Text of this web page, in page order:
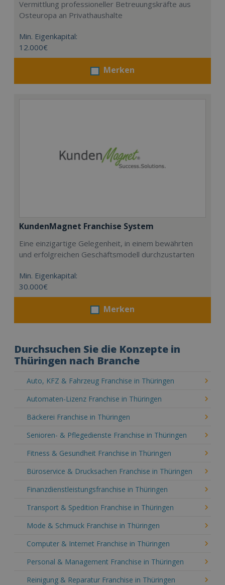
Vermittlung professioneller Betreuungskräfte aus
Osteuropa an Privathaushalte
Min. Eigenkapital:
12.000€
Merken
KundenMagnet Franchise System
Eine einzigartige Gelegenheit, in einem bewährten
und erfolgreichen Geschäftsmodell durchzustarten
Min. Eigenkapital:
30.000€
Merken
Durchsuchen Sie die Konzepte in
Thüringen nach Branche
Auto, KFZ & Fahrzeug Franchise in Thüringen
Automaten-Lizenz Franchise in Thüringen
Bäckerei Franchise in Thüringen
Senioren- & Pflegedienste Franchise in Thüringen
Fitness & Gesundheit Franchise in Thüringen
Büroservice & Drucksachen Franchise in Thüringen
Finanzdienstleistungsfranchise in Thüringen
Transport & Spedition Franchise in Thüringen
Mode & Schmuck Franchise in Thüringen
Computer & Internet Franchise in Thüringen
Personal & Management Franchise in Thüringen
Reinigung & Reparatur Franchise in Thüringen